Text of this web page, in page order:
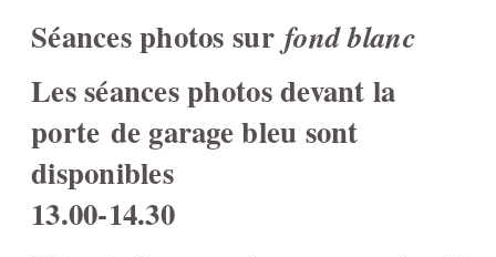
Séances photos surfond blanc
Les séances photos devant la
porte de garage bleu sont
disponibles
13.00-14.30